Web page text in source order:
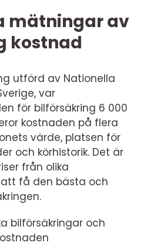
mätningar av
kostnad
utförd av Nationella
var
för bilförsäkring 6 000
kostnaden på flera
värde, platsen för
och körhistorik. Det är
från olika
få den bästa och
bilförsäkringar och